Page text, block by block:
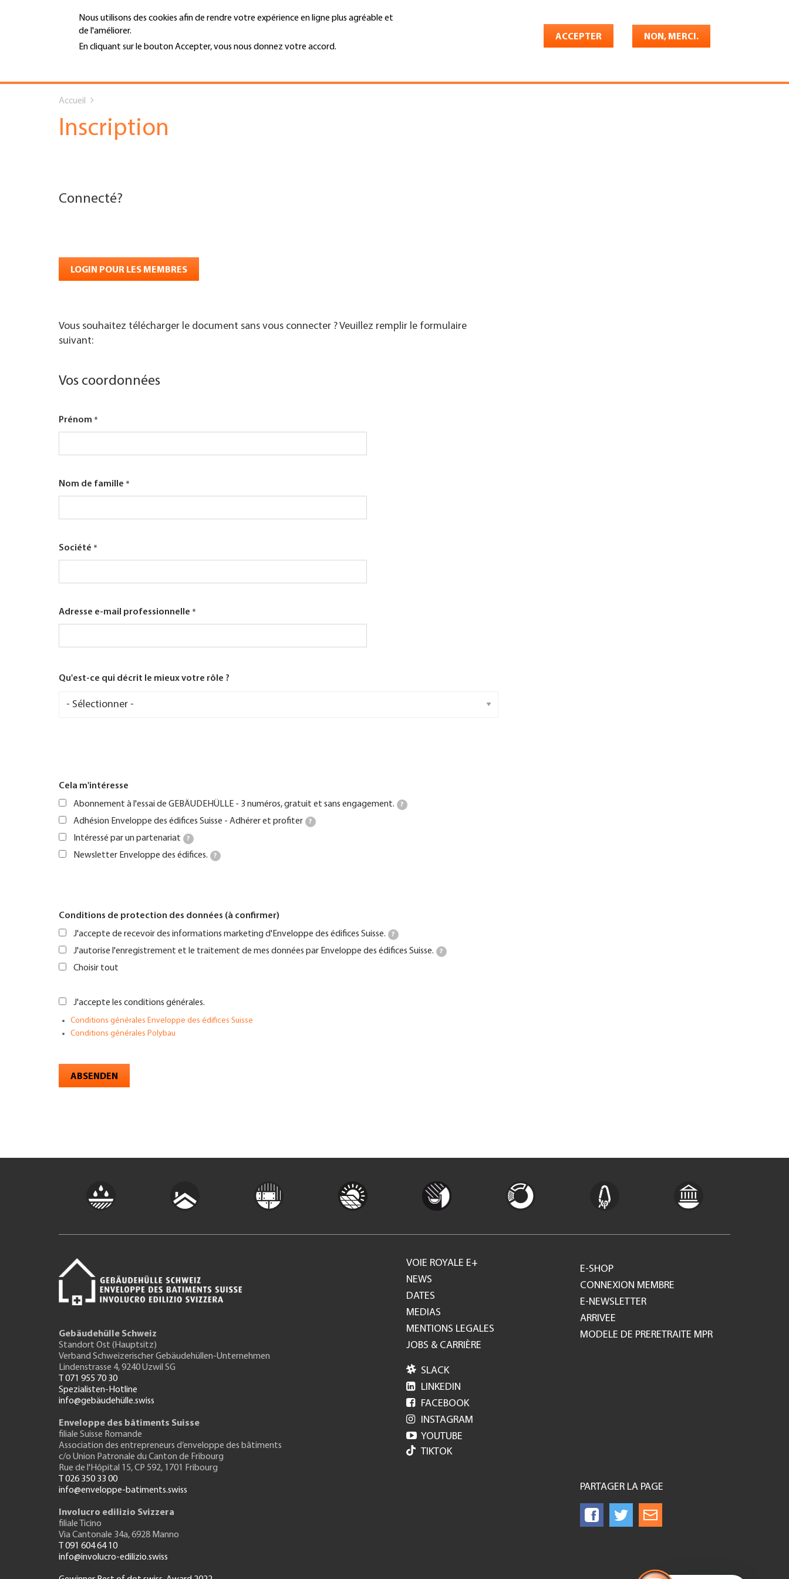
Nous utilisons des cookies afin de rendre votre expérience en ligne plus agréable et
de l'améliorer.
En cliquant sur le bouton Accepter, vous nous donnez votre accord.
ACCEPTER NON, MERCI.
Hauptnavigation
PORTRAIT
MENU
Top
Shop Konto Français
You
are
Accueil
Inscription
Connecté?
LOGIN POUR LES MEMBRES
Vous souhaitez télécharger le document sans vous connecter ? Veuillez remplir le formulaire
suivant:
Vos coordonnées
Prénom
Nom de famille
Société
Adresse e-mail professionnelle
Qu'est-ce qui décrit le mieux votre rôle ?
ce
?
Cela m'intéresse
Abonnement à l'essai de GEBÄUDEHÜLLE - 3 numéros, gratuit et sans engagement.
?
Adhésion Enveloppe des édifices Suisse - Adhérer et profiter ?
Intéressé par un partenariat ?
Newsletter Enveloppe des édifices. ?
Conditions de protection des données (à confirmer)
J'accepte de recevoir des informations marketing d'Enveloppe des édifices Suisse.
?
J'autorise l'enregistrement et le traitement de mes données par Enveloppe des édifices Suisse. ?
Choisir tout
J'accepte les conditions générales.
Conditions générales Enveloppe des édifices Suisse
Conditions générales Polybau
ABSENDEN
Gebäudehülle Schweiz
Standort Ost (Hauptsitz)
Verband Schweizerischer Gebäudehüllen-Unternehmen
Lindenstrasse 4, 9240 Uzwil SG
T 071 955 70 30
Spezialisten-Hotline
info@gebäudehülle.swiss
Enveloppe des bâtiments Suisse
filiale Suisse Romande
Association des entrepreneurs d’enveloppe des bâtiments
c/o Union Patronale du Canton de Fribourg
Rue de l'Hôpital 15, CP 592, 1701 Fribourg
T 026 350 33 00
info@enveloppe-batiments.swiss
Involucro edilizio Svizzera
filiale Ticino
Via Cantonale 34a, 6928 Manno
T 091 604 64 10
info@involucro-edilizio.swiss
Footer
GH
VOIE ROYALE E+
NEWS
DATES
MEDIAS
MENTIONS LEGALES
JOBS & CARRIÈRE
E-SHOP
CONNEXION MEMBRE
E-NEWSLETTER
ARRIVEE
MODELE DE PRERETRAITE MPR
 SLACK
 LINKEDIN
 FACEBOOK
 INSTAGRAM
 YOUTUBE
TIKTOK
PARTAGER LA PAGE